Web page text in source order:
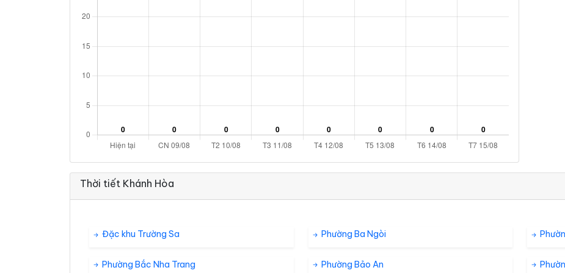
Thời tiết Khánh Hòa
Đặc khu Trường Sa Phường Ba Ngòi
Phường Bắc Nha Trang Phường Bảo An